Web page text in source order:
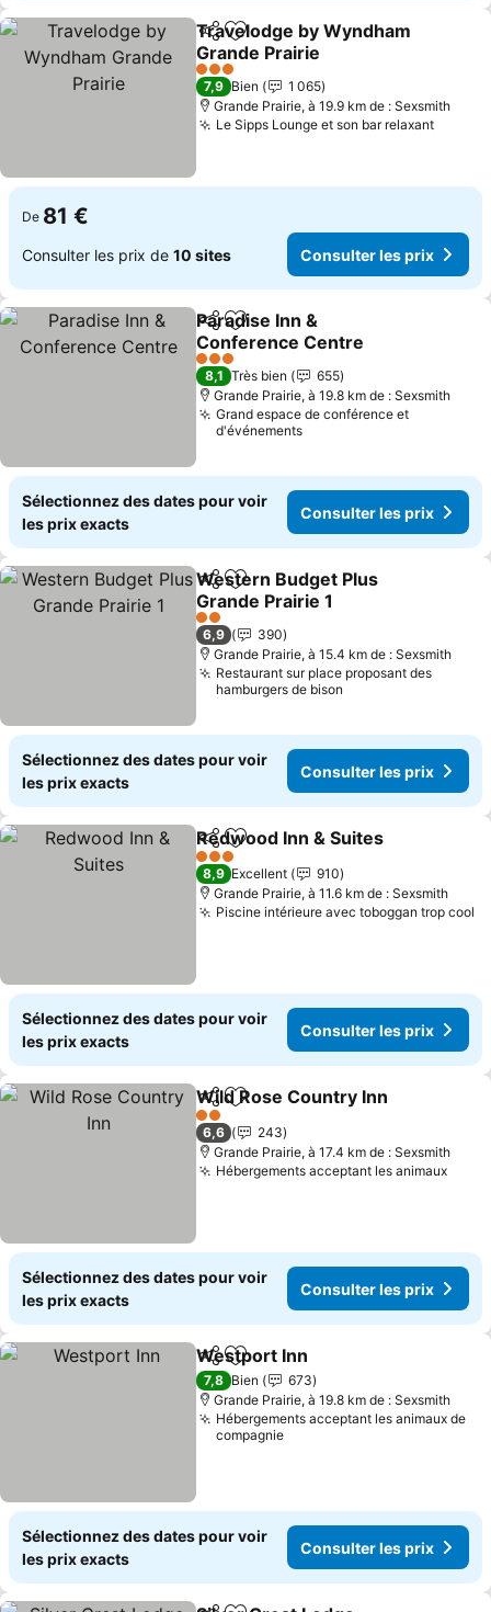
PartagerAjouter à mes favoris
Travelodge by Wyndham
Grande Prairie
3 Étoiles
7,9 Bien
1 065
Grande Prairie, à 19.9 km de : Sexsmith
Le Sipps Lounge et son bar relaxant
De 81 €
Consulter les prix de 10 sites Consulter les prix
PartagerAjouter à mes favoris
Paradise Inn &
Conference Centre
3 Étoiles
8,1 Très bien
655
Grande Prairie, à 19.8 km de : Sexsmith
Grand espace de conférence et
d'événements
Sélectionnez des dates pour voir
les prix exacts
Consulter les prix
PartagerAjouter à mes favoris
Western Budget Plus
Grande Prairie 1
2 Étoiles
6,9
390
Grande Prairie, à 15.4 km de : Sexsmith
Restaurant sur place proposant des
hamburgers de bison
Sélectionnez des dates pour voir
les prix exacts
Consulter les prix
PartagerAjouter à mes favoris
Redwood Inn & Suites
3 Étoiles
8,9 Excellent
910
Grande Prairie, à 11.6 km de : Sexsmith
Piscine intérieure avec toboggan trop cool
Sélectionnez des dates pour voir
les prix exacts
Consulter les prix
PartagerAjouter à mes favoris
Wild Rose Country Inn
2 Étoiles
6,6
243
Grande Prairie, à 17.4 km de : Sexsmith
Hébergements acceptant les animaux
Sélectionnez des dates pour voir
les prix exacts
Consulter les prix
PartagerAjouter à mes favoris
Westport Inn
7,8 Bien
673
Grande Prairie, à 19.8 km de : Sexsmith
Hébergements acceptant les animaux de
compagnie
Sélectionnez des dates pour voir
les prix exacts
Consulter les prix